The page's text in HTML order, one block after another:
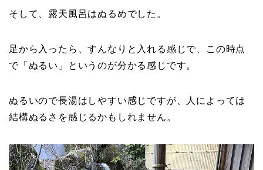
そして、露天風呂はぬるめでした。
足から入ったら、すんなりと入れる感じで、この時点
で「ぬるい」というのが分かる感じです。
ぬるいので長湯はしやすい感じですが、人によっては
結構ぬるさを感じるかもしれません。